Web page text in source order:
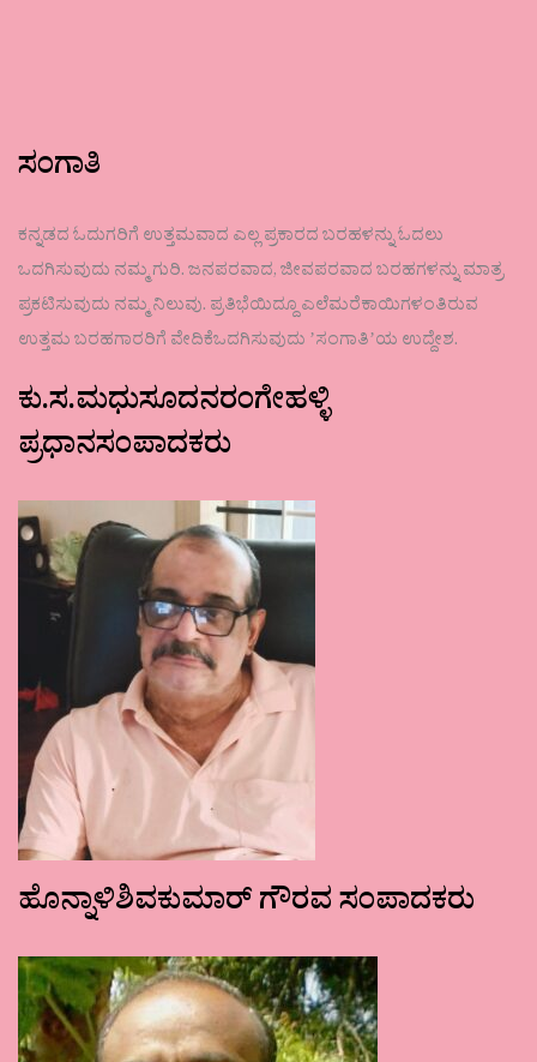
ಸಂಗಾತಿ
ಕನ್ನಡದ ಓದುಗರಿಗೆ ಉತ್ತಮವಾದ ಎಲ್ಲ ಪ್ರಕಾರದ ಬರಹಳನ್ನು ಓದಲು
ಒದಗಿಸುವುದು ನಮ್ಮ ಗುರಿ. ಜನಪರವಾದ, ಜೀವಪರವಾದ ಬರಹಗಳನ್ನು ಮಾತ್ರ
ಪ್ರಕಟಿಸುವುದು ನಮ್ಮ ನಿಲುವು. ಪ್ರತಿಭೆಯಿದ್ದೂ ಎಲೆಮರೆಕಾಯಿಗಳಂತಿರುವ
ಉತ್ತಮ ಬರಹಗಾರರಿಗೆ ವೇದಿಕೆಒದಗಿಸುವುದು ʼಸಂಗಾತಿʼಯ ಉದ್ದೇಶ.
ಕು.ಸ.ಮಧುಸೂದನರಂಗೇಹಳ್ಳಿ
ಪ್ರಧಾನಸಂಪಾದಕರು
ಹೊನ್ನಾಳಿಶಿವಕುಮಾರ್ ಗೌರವ ಸಂಪಾದಕರು